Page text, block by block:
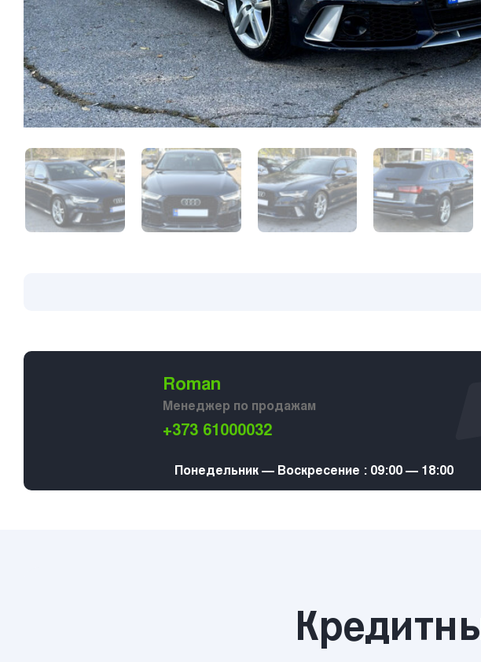
Roman
Менеджер по продажам
+373 61000032
Понедельник — Воскресение : 09:00 — 18:00